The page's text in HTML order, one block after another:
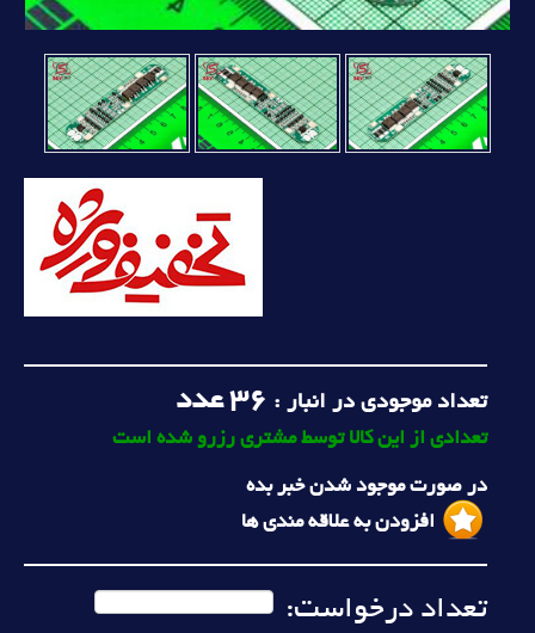
تعداد موجودی در انبار : 36 عدد
تعدادی از این کالا توسط مشتری رزرو شده است
در صورت موجود شدن خبر بده
افزودن به علاقه مندی ها
تعداد درخواست: